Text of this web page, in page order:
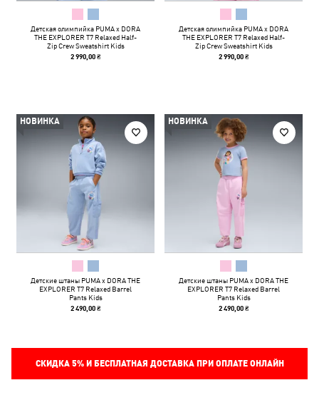
Детская олимпийка PUMA x DORA
THE EXPLORER T7 Relaxed Half-
Zip Crew Sweatshirt Kids
2 990,00 ₴
Детская олимпийка PUMA x DORA
THE EXPLORER T7 Relaxed Half-
Zip Crew Sweatshirt Kids
2 990,00 ₴
НОВИНКА
Детские штаны PUMA x DORA THE
EXPLORER T7 Relaxed Barrel
Pants Kids
2 490,00 ₴
НОВИНКА
Детские штаны PUMA x DORA THE
EXPLORER T7 Relaxed Barrel
Pants Kids
2 490,00 ₴
СКИДКА 5%И БЕСПЛАТНАЯ ДОСТАВКА ПРИ ОПЛАТЕ ОНЛАЙН